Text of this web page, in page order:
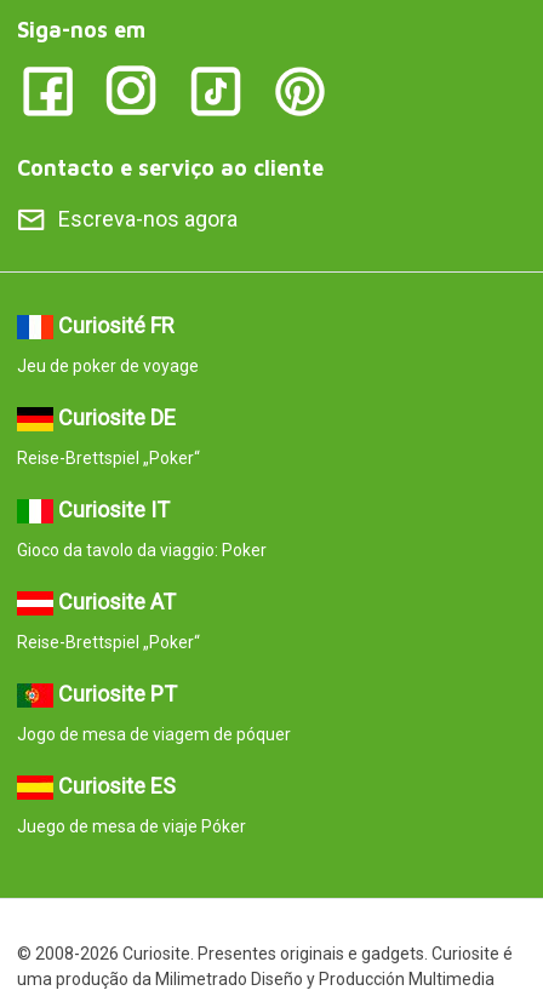
Siga-nos em
Contacto e serviço ao cliente
Escreva-nos agora
Curiosité FR
Jeu de poker de voyage
Curiosite DE
Reise-Brettspiel „Poker“
Curiosite IT
Gioco da tavolo da viaggio: Poker
Curiosite AT
Reise-Brettspiel „Poker“
Curiosite PT
Jogo de mesa de viagem de póquer
Curiosite ES
Juego de mesa de viaje Póker
© 2008-2026 Curiosite. Presentes originais e gadgets. Curiosite é
uma produção da Milimetrado Diseño y Producción Multimedia